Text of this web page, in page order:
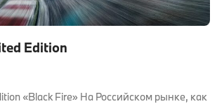
Edition
«Black Fire» На Российском рынке, как